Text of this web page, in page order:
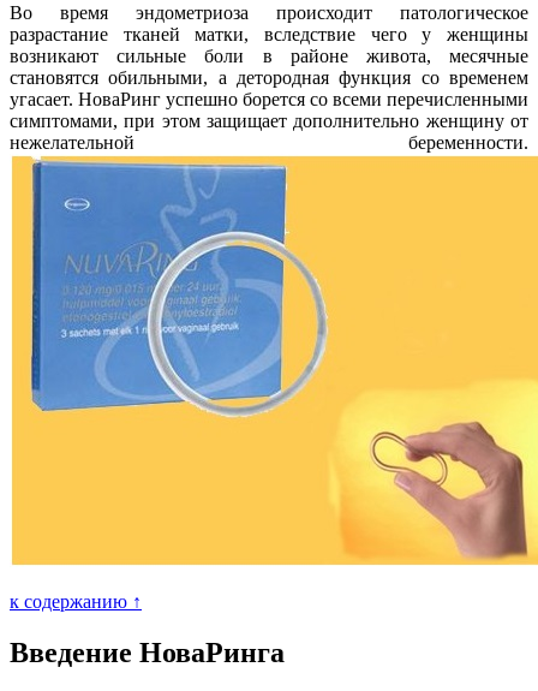
Во время эндометриоза происходит патологическое
разрастание тканей матки, вследствие чего у женщины
возникают сильные боли в районе живота, месячные
становятся обильными, а детородная функция со временем
угасает. НоваРинг успешно борется со всеми перечисленными
симптомами, при этом защищает дополнительно женщину от
нежелательной беременности.
к содержанию ↑
Введение НоваРинга